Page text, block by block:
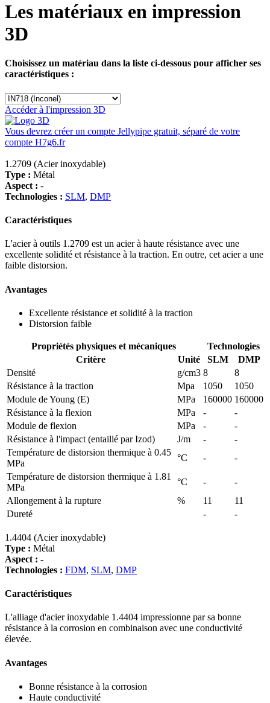
Les matériaux en impression
3D
Choisissez un matériau dans la liste ci-dessous pour afficher ses
caractéristiques :
Accéder à l'impression 3D
Vous devrez créer un compte Jellypipe gratuit, séparé de votre
compte H7g6.fr
1.2709 (Acier inoxydable)
Type : Métal
Aspect : -
Technologies : SLM, DMP
Caractéristiques
L'acier à outils 1.2709 est un acier à haute résistance avec une
excellente solidité et résistance à la traction. En outre, cet acier a une
faible distorsion.
Avantages
Excellente résistance et solidité à la traction
Distorsion faible
Propriétés physiques et mécaniques
Technologies
Critère
Unité SLM
DMP
Densité
g/cm3 8
8
Résistance à la traction
Mpa 1050
1050
Module de Young (E)
MPa 160000 160000
Résistance à la flexion
MPa -
-
Module de flexion
MPa -
-
Résistance à l'impact (entaillé par Izod)
J/m -
-
Température de distorsion thermique à 0.45
MPa
°C -
-
Température de distorsion thermique à 1.81
MPa
°C -
-
Allongement à la rupture
% 11
11
Dureté
- -
1.4404 (Acier inoxydable)
Type : Métal
Aspect : -
Technologies : FDM, SLM, DMP
Caractéristiques
L'alliage d'acier inoxydable 1.4404 impressionne par sa bonne
résistance à la corrosion en combinaison avec une conductivité
élevée.
Avantages
Bonne résistance à la corrosion
Haute conductivité